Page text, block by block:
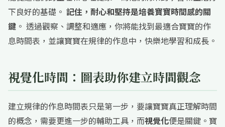
下良好的基礎。 記住，耐心和堅持是培養寶寶時間感的關
鍵 。 透過觀察、調整和適應，你將能找到最適合寶寶的作
息時間表，並讓寶寶在規律的作息中，快樂地學習和成長。
視覺化時間：圖表助你建立時間觀念
建立規律的作息時間表只是第一步，要讓寶寶真正理解時間
的概念，需要更進一步的輔助工具，而視覺化便是關鍵。寶